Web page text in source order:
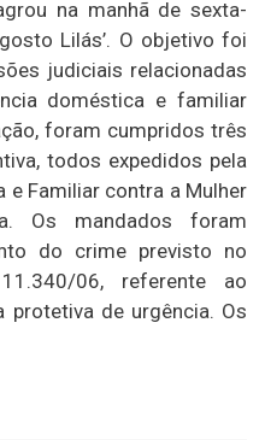
na manhã de sexta-
Lilás’. O objetivo foi
judiciais relacionadas
doméstica e familiar
foram cumpridos três
todos expedidos pela
e Familiar contra a Mulher
Os mandados foram
do crime previsto no
06, referente ao
protetiva de urgência. Os